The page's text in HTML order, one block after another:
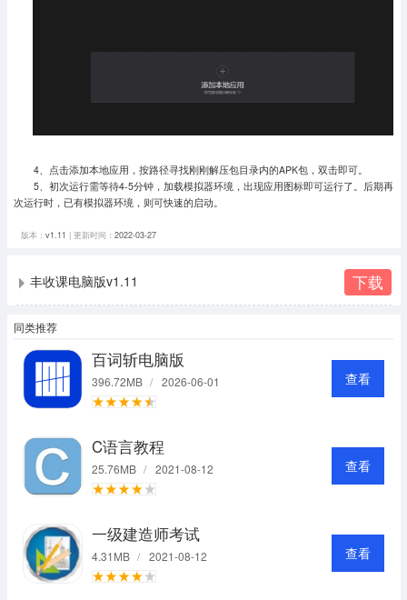
4、点击添加本地应用，按路径寻找刚刚解压包目录内的APK包，双击即可。
5、初次运行需等待4-5分钟，加载模拟器环境，出现应用图标即可运行了。
后期再
次运行时，已有模拟器环境，则可快速的启动。
版本： v1.11 | 更新时间： 2022-03-27
丰收课电脑版v1.11 下载
同类推荐
百词斩电脑版
396.72MB / 2026-06-01 查看
C语言教程
25.76MB / 2021-08-12 查看
一级建造师考试
4.31MB / 2021-08-12 查看